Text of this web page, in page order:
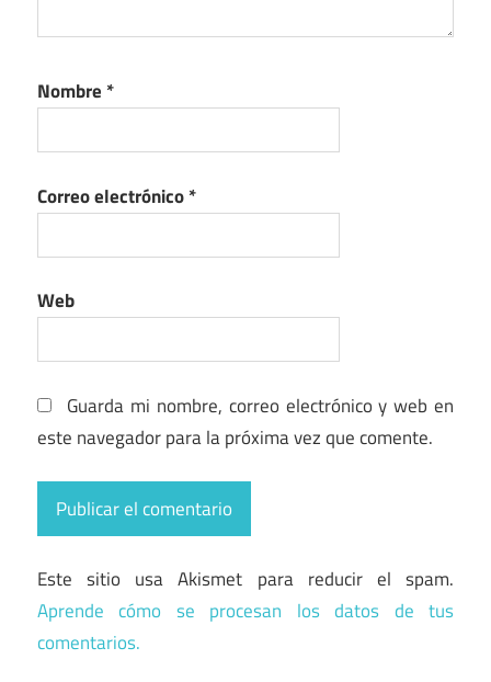
Nombre *
Correo electrónico*
Web
Guarda mi nombre, correo electrónico y web en
este navegador para la próxima vez que comente.
Este sitio usa Akismet para reducir el spam.
Aprende cómo se procesan los datos de tus
comentarios.